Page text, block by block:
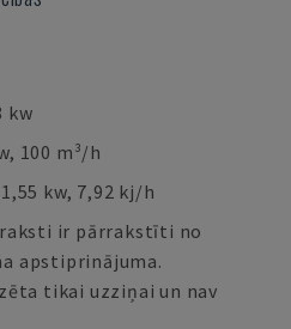
kw
100 m³/h
kw, 7,92 kj/h
ir pārrakstīti no
apstiprinājuma.
tikai uzziņai un nav